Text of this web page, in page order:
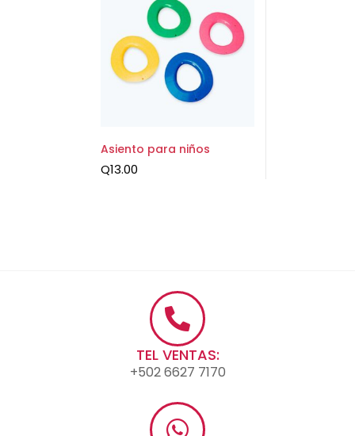
Asiento para niños
Q13.00
TEL VENTAS:
+502 6627 7170